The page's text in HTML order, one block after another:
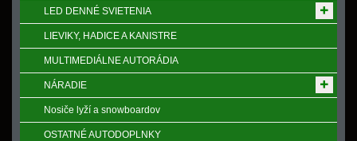
LED DENNÉ SVIETENIA
LIEVIKY, HADICE A KANISTRE
MULTIMEDIÁLNE AUTORÁDIA
NÁRADIE
Nosiče lyží a snowboardov
OSTATNÉ AUTODOPLNKY